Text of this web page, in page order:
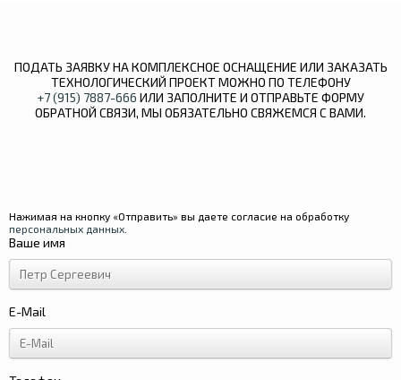
ПОДАТЬ ЗАЯВКУ НА КОМПЛЕКСНОЕ ОСНАЩЕНИЕ ИЛИ ЗАКАЗАТЬ
ТЕХНОЛОГИЧЕСКИЙ ПРОЕКТ МОЖНО ПО ТЕЛЕФОНУ
+7 (915) 7887-666 ИЛИ ЗАПОЛНИТЕ И ОТПРАВЬТЕ ФОРМУ
ОБРАТНОЙ СВЯЗИ, МЫ ОБЯЗАТЕЛЬНО СВЯЖЕМСЯ С ВАМИ.
Ваше имя
E-Mail
Нажимая на кнопку «Отправить» вы даете согласие на обработку
персональных данных